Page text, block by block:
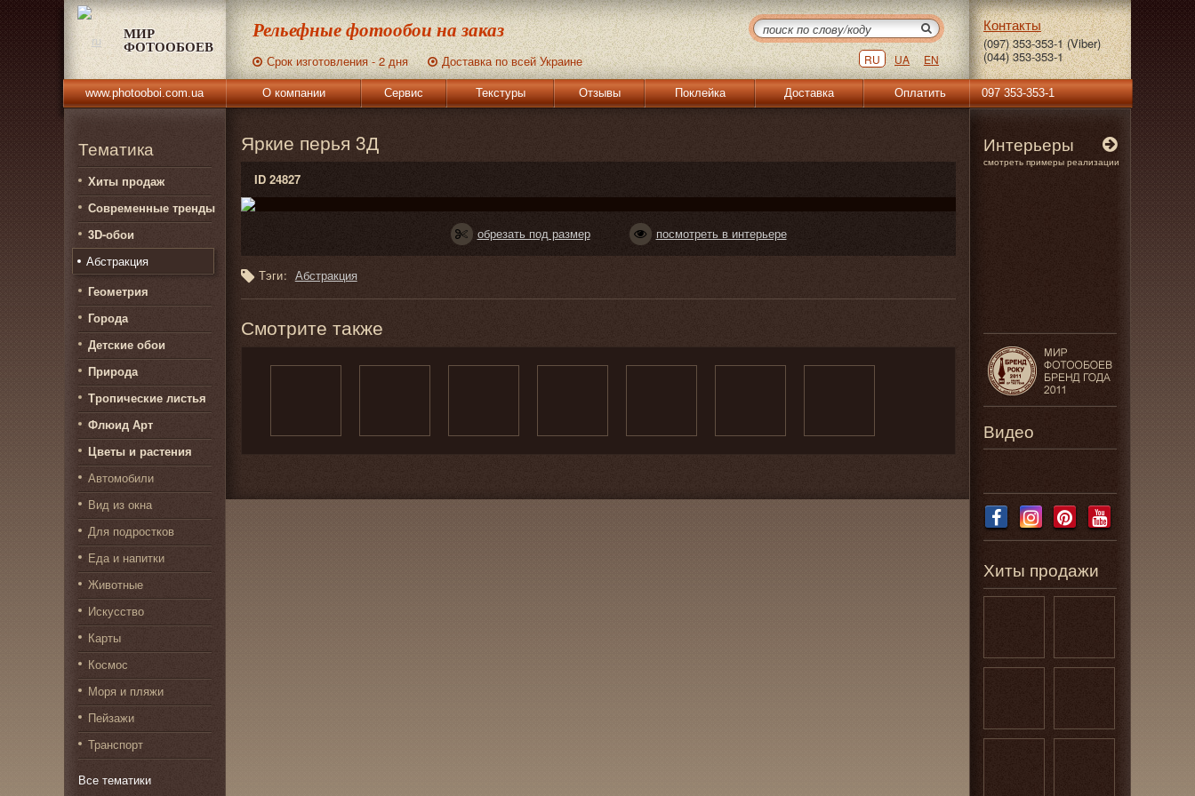
МИР
ФОТООБОЕВ
Рельефные фотообои на заказ
Срок изготовления - 2 дня Доставка по всей Украине RU UA EN
Контакты
(097) 353-353-1 (Viber)
(044) 353-353-1
www.photooboi.com.ua О компании Сервис Текстуры Отзывы Поклейка Доставка Оплатить 097 353-353-1
Тематика
Хиты продаж
Современные тренды
3D-обои
Абстракция
Геометрия
Города
Детские обои
Природа
Тропические листья
Флюид Арт
Цветы и растения
Автомобили
Вид из окна
Для подростков
Еда и напитки
Животные
Искусство
Карты
Космос
Моря и пляжи
Пейзажи
Транспорт
Все тематики
Яркие перья 3Д
ID 24827
обрезать под размер посмотреть в интерьере
Тэги: Абстракция
Смотрите также
Интерьеры
смотреть примеры реализации
Видео
Хиты продажи